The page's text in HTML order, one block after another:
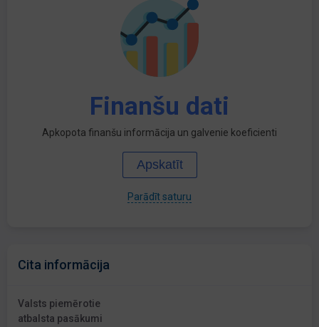
Finanšu dati
Apkopota finanšu informācija un galvenie koeficienti
Apskatīt
Parādīt saturu
Cita informācija
Valsts piemērotie
atbalsta pasākumi